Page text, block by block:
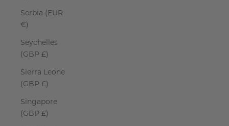
Serbia (EUR
€)
Seychelles
(GBP £)
Sierra Leone
(GBP £)
Singapore
(GBP £)